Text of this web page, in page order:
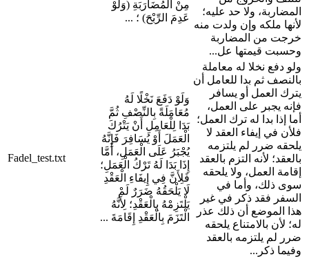
مِنْ الْمُضَارَبَةِ (وَلَوْ
عَدِمَ الرِّبْحَ) ؛ ...
المضاربة، ولا حد عليه؛
لأنها ملكه وإن ولدت منه
خرجت من المضاربة
وحسبت قيمتها عل...
Fadel_test.txt
وَلَوْ دَفَعَ نَخْلًا لَهُ
مُعَامَلَةً بِالنِّصْفِ ثُمَّ
بَدَا لِلْعَامِلِ أَنْ يَتْرُكَ
الْعَمَلَ أَوْ يُسَافِرَ فَإِنَّهُ
يُجْبَرُ عَلَى الْعَمَلِ، أَمَّا
إِذَا بَدَا لَهُ تَرْكُ الْعَمَلِ؛
فَلِأَنَّ فِي إِيفَاءِ الْعَقْدِ
لَا يَلْحَقُهُ ضَرَرٌ لَمْ
يَلْتَزِمْهُ بِالْعَقْدِ؛ لِأَنَّهُ
الْتَزَمَ بِالْعَقْدِ إِقَامَةَ ...
ولو دفع نخلا له معاملة
بالنصف ثم بدا للعامل أن
يترك العمل أو يسافر
فإنه يجبر على العمل،
أما إذا بدا له ترك العمل؛
فلأن في إيفاء العقد لا
يلحقه ضرر لم يلتزمه
بالعقد؛ لأنه التزم بالعقد
إقامة العمل، ولا يلحقه
سوى ذلك، وأما في
السفر فقد ذكر في غير
هذا الموضع أن ذلك عذر
له؛ لأن بالامتناع يلحقه
ضرر لم يلتزمه بالعقد
وفيما ذكر...